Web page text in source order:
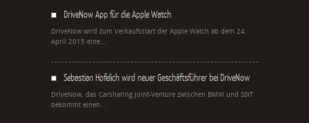
DriveNow App für die Apple Watch
DriveNow wird zum Verkaufsstart der Apple Watch ab dem 24.
April 2015 eine...
Sebastian Hofelich wird neuer Geschäftsführer bei DriveNow
DriveNow, das Carsharing Joint-Venture zwischen BMW und SIXT
bekommt einen...